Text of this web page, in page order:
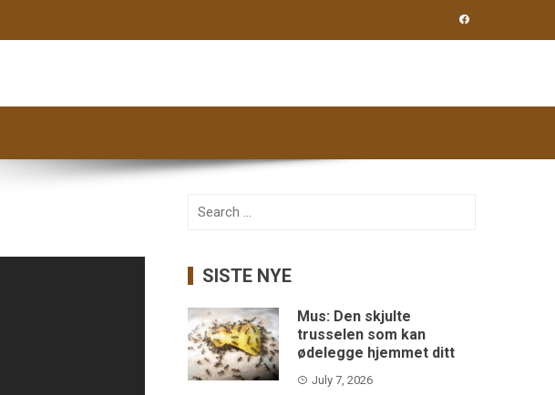
Search
SISTE NYE
Mus: Den skjulte
trusselen som kan
ødelegge hjemmet ditt
July 7, 2026